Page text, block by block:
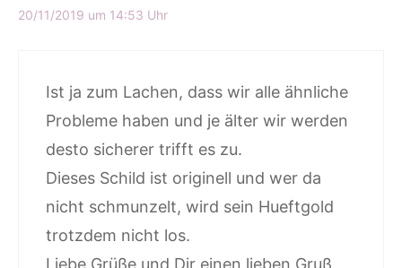
20/11/2019 um 14:53 Uhr
Ist ja zum Lachen, dass wir alle ähnliche
Probleme haben und je älter wir werden
desto sicherer trifft es zu.
Dieses Schild ist originell und wer da
nicht schmunzelt, wird sein Hueftgold
trotzdem nicht los.
Liebe Grüße und Dir einen lieben Gruß